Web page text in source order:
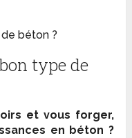
béton ?
type de
et vous forger,
en béton ?